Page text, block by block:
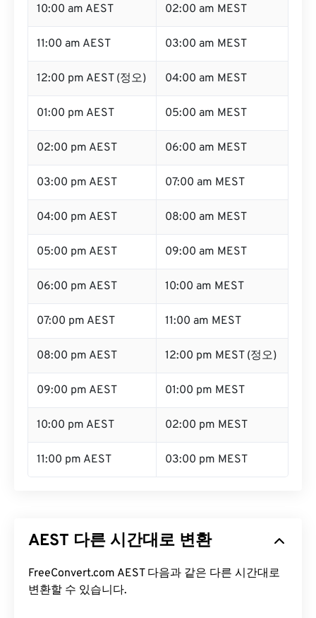
10:00 am AEST 02:00 am MEST
11:00 am AEST 03:00 am MEST
12:00 pm AEST (정오) 04:00 am MEST
01:00 pm AEST 05:00 am MEST
02:00 pm AEST 06:00 am MEST
03:00 pm AEST 07:00 am MEST
04:00 pm AEST 08:00 am MEST
05:00 pm AEST 09:00 am MEST
06:00 pm AEST 10:00 am MEST
07:00 pm AEST 11:00 am MEST
08:00 pm AEST 12:00 pm MEST (정오)
09:00 pm AEST 01:00 pm MEST
10:00 pm AEST 02:00 pm MEST
11:00 pm AEST 03:00 pm MEST
AEST 다른 시간대로 변환
FreeConvert.com AEST 다음과 같은 다른 시간대로
변환할 수 있습니다.